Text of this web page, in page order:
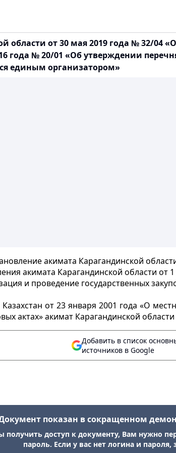
области от 30 мая 2019 года № 32/
года № 20/01 «Об утверждении
единым организатором»
акимата Карагандинской
акимата Карагандинской области от
и проведение государственных
Казахстан от 23 января 2001 года «О
актах» акимат Карагандинской области
Добавить в список
источников в Google
показан в сокращенном
получить доступ к документу, Вам нужно
пароль. Если у вас нет логина и пароля,